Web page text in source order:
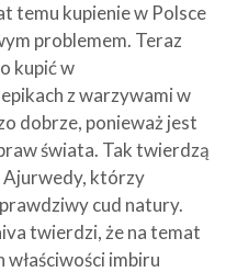
temu kupienie w Polsce
problemem. Teraz
kupić w
z warzywami w
dobrze, ponieważ jest
świata. Tak twierdzą
Ajurwedy, którzy
cud natury.
twierdzi, że na temat
imbiru